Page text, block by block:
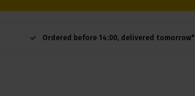
Ordered before 14:00, delivered tomorrow*